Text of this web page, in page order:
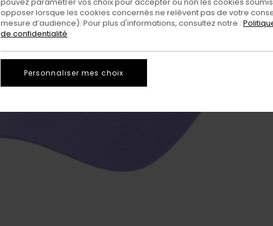
opposer lorsque les cookies concernés ne relèvent pas de votre
mesure d’audience). Pour plus d'informations, consultez notre :
de confidentialité
Personnaliser mes choix